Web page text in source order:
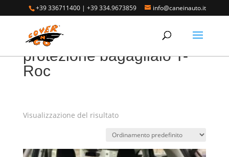
+39 336711400 |+39 334.9673859 info@caneinauto.it
Home/ Prodotti taggati “protezione bagagliaio T-Roc”
protezione bagagliaio T-
Roc
Visualizzazione del risultato